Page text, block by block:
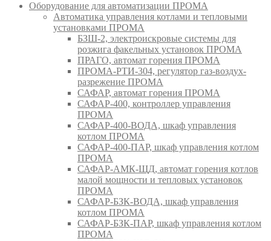
Оборудование для автоматизации ПРОМА
Автоматика управления котлами и тепловыми
установками ПРОМА
БЗШ-2, электроискровые системы для
розжига факельных установок ПРОМА
ПРАГО, автомат горения ПРОМА
ПРОМА-РТИ-304, регулятор газ-воздух-
разрежение ПРОМА
САФАР, автомат горения ПРОМА
САФАР-400, контроллер управления
ПРОМА
САФАР-400-ВОДА, шкаф управления
котлом ПРОМА
САФАР-400-ПАР, шкаф управления котлом
ПРОМА
САФАР-АМК-ЩД, автомат горения котлов
малой мощности и тепловых установок
ПРОМА
САФАР-БЗК-ВОДА, шкаф управления
котлом ПРОМА
САФАР-БЗК-ПАР, шкаф управления котлом
ПРОМА